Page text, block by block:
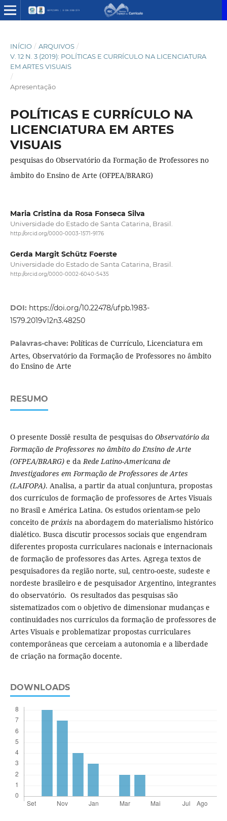
INÍCIO / ARQUIVOS /
V. 12 N. 3 (2019): POLÍTICAS E CURRÍCULO NA LICENCIATURA
EM ARTES VISUAIS
/
Apresentação
POLÍTICAS E CURRÍCULO NA
LICENCIATURA EM ARTES
VISUAIS
pesquisas do Observatório da Formação de Professores no
âmbito do Ensino de Arte (OFPEA/BRARG)
Maria Cristina da Rosa Fonseca Silva
Universidade do Estado de Santa Catarina, Brasil.
http://orcid.org/0000-0003-1571-9176
Gerda Margit Schütz Foerste
Universidade do Estado de Santa Catarina, Brasil.
http://orcid.org/0000-0002-6040-5435
DOI: https://doi.org/10.22478/ufpb.1983-
1579.2019v12n3.48250
Palavras-chave: Políticas de Currículo, Licenciatura em
Artes, Observatório da Formação de Professores no âmbito
do Ensino de Arte
RESUMO
O presente Dossiê resulta de pesquisas do Observatório da
Formação de Professores no âmbito do Ensino de Arte
(OFPEA/BRARG)e da Rede Latino-Americana de
Investigadores em Formação de Professores de Artes
(LAIFOPA). Analisa, a partir da atual conjuntura, propostas
dos currículos de formação de professores de Artes Visuais
no Brasil e América Latina. Os estudos orientam-se pelo
conceito de práxis na abordagem do materialismo histórico
dialético. Busca discutir processos sociais que engendram
diferentes proposta curriculares nacionais e internacionais
de formação de professores das Artes. Agrega textos de
pesquisadores da região norte, sul, centro-oeste, sudeste e
nordeste brasileiro e de pesquisador Argentino, integrantes
do observatório. Os resultados das pesquisas são
sistematizados com o objetivo de dimensionar mudanças e
continuidades nos currículos da formação de professores de
Artes Visuais e problematizar propostas curriculares
contemporâneas que cerceiam a autonomia e a liberdade
de criação na formação docente.
DOWNLOADS